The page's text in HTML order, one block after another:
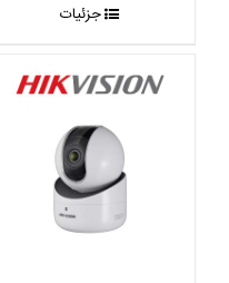
جزئیات